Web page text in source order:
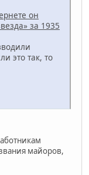
он
за 1935
это так, то
майоров,